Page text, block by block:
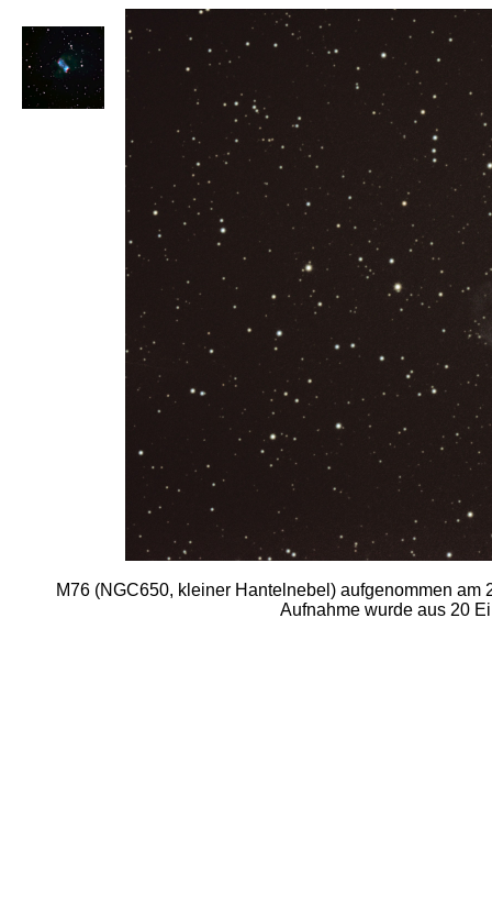
M76 (NGC650, kleiner Hantelnebel) aufgenommen
Aufnahme wurde aus 20